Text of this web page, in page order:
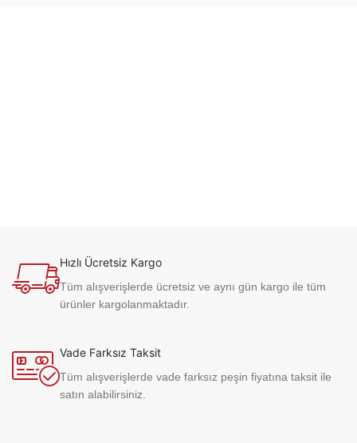
Hızlı Ücretsiz Kargo
Tüm alışverişlerde ücretsiz ve aynı gün kargo ile tüm
ürünler kargolanmaktadır.
Vade Farksız Taksit
Tüm alışverişlerde vade farksız peşin fiyatına taksit ile
satın alabilirsiniz.